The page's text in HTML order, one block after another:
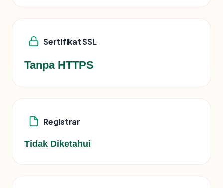
Sertifikat SSL
Tanpa HTTPS
Registrar
Tidak Diketahui